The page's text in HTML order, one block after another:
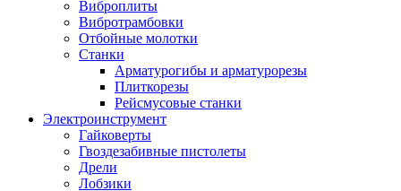
Виброплиты
Вибротрамбовки
Отбойные молотки
Станки
Арматурогибы и арматурорезы
Плиткорезы
Рейсмусовые станки
Электроинструмент
Гайковерты
Гвоздезабивные пистолеты
Дрели
Лобзики